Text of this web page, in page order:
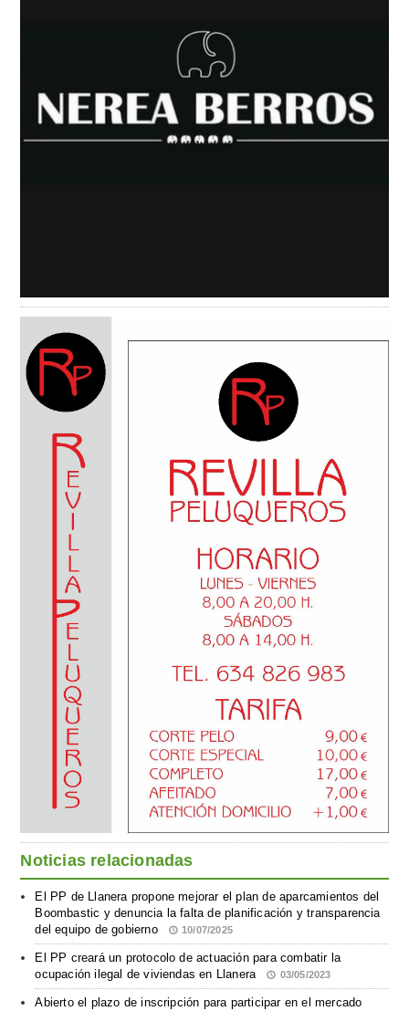
Noticias relacionadas
El PP de Llanera propone mejorar el plan de aparcamientos del
Boombastic y denuncia la falta de planificación y transparencia
del equipo de gobierno
10/07/2025
El PP creará un protocolo de actuación para combatir la
ocupación ilegal de viviendas en Llanera
03/05/2023
Abierto el plazo de inscripción para participar en el mercado